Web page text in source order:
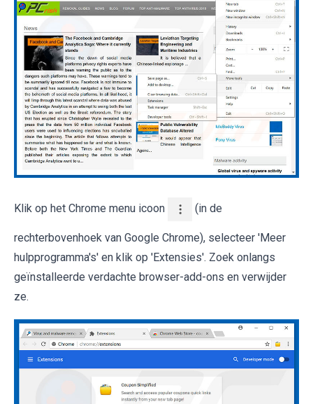
Klik op het Chrome menu icoon (in de
rechterbovenhoek van Google Chrome), selecteer 'Meer
hulpprogramma's' en klik op 'Extensies'. Zoek onlangs
geïnstalleerde verdachte browser-add-ons en verwijder
ze.